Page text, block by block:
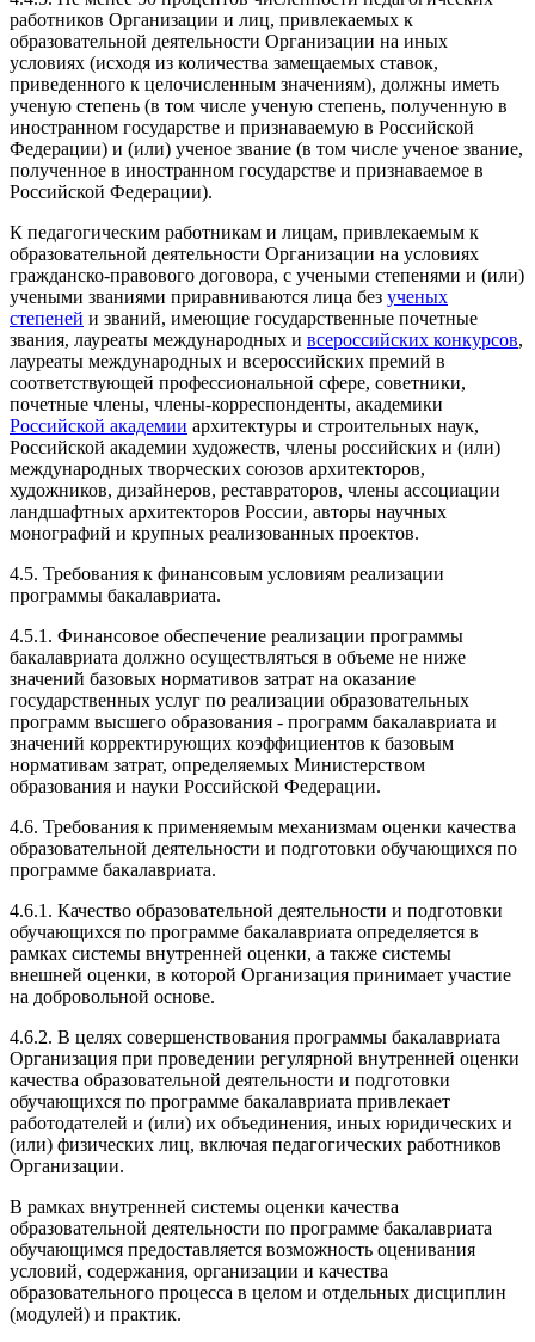
работников Организации и лиц, привлекаемых к
образовательной деятельности Организации на иных
условиях (исходя из количества замещаемых ставок,
приведенного к целочисленным значениям), должны иметь
ученую степень (в том числе ученую степень, полученную в
иностранном государстве и признаваемую в Российской
Федерации) и (или) ученое звание (в том числе ученое звание,
полученное в иностранном государстве и признаваемое в
Российской Федерации).
К педагогическим работникам и лицам, привлекаемым к
образовательной деятельности Организации на условиях
гражданско-правового договора, с учеными степенями и (или)
учеными званиями приравниваются лица без ученых
степеней и званий, имеющие государственные почетные
звания, лауреаты международных и всероссийских конкурсов,
лауреаты международных и всероссийских премий в
соответствующей профессиональной сфере, советники,
почетные члены, члены-корреспонденты, академики
Российской академии архитектуры и строительных наук,
Российской академии художеств, члены российских и (или)
международных творческих союзов архитекторов,
художников, дизайнеров, реставраторов, члены ассоциации
ландшафтных архитекторов России, авторы научных
монографий и крупных реализованных проектов.
4.5. Требования к финансовым условиям реализации
программы бакалавриата.
4.5.1. Финансовое обеспечение реализации программы
бакалавриата должно осуществляться в объеме не ниже
значений базовых нормативов затрат на оказание
государственных услуг по реализации образовательных
программ высшего образования - программ бакалавриата и
значений корректирующих коэффициентов к базовым
нормативам затрат, определяемых Министерством
образования и науки Российской Федерации.
4.6. Требования к применяемым механизмам оценки качества
образовательной деятельности и подготовки обучающихся по
программе бакалавриата.
4.6.1. Качество образовательной деятельности и подготовки
обучающихся по программе бакалавриата определяется в
рамках системы внутренней оценки, а также системы
внешней оценки, в которой Организация принимает участие
на добровольной основе.
4.6.2. В целях совершенствования программы бакалавриата
Организация при проведении регулярной внутренней оценки
качества образовательной деятельности и подготовки
обучающихся по программе бакалавриата привлекает
работодателей и (или) их объединения, иных юридических и
(или) физических лиц, включая педагогических работников
Организации.
В рамках внутренней системы оценки качества
образовательной деятельности по программе бакалавриата
обучающимся предоставляется возможность оценивания
условий, содержания, организации и качества
образовательного процесса в целом и отдельных дисциплин
(модулей) и практик.